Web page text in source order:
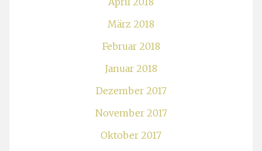
März 2018
Februar 2018
Januar 2018
Dezember 2017
November 2017
Oktober 2017